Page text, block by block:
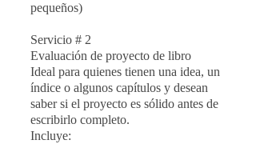
pequeños)
Servicio # 2
Evaluación de proyecto de libro
Ideal para quienes tienen una idea, un
índice o algunos capítulos y desean
saber si el proyecto es sólido antes de
escribirlo completo.
Incluye: